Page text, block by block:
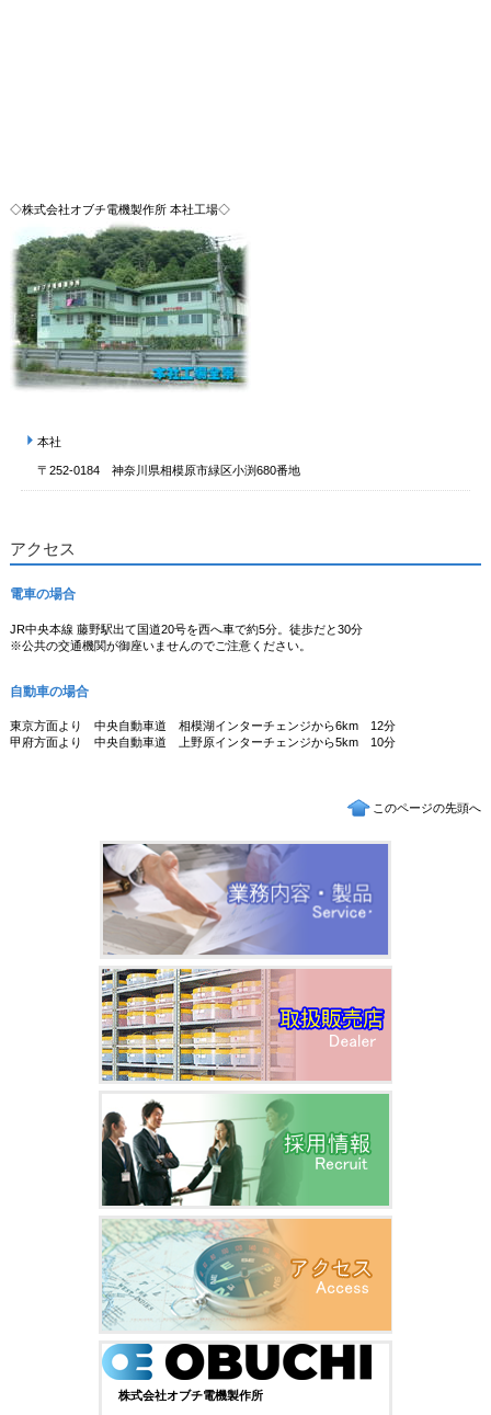
◇株式会社オブチ電機製作所 本社工場◇
本社
〒252-0184 神奈川県相模原市緑区小渕680番地
アクセス
電車の場合
JR中央本線 藤野駅出て国道20号を西へ車で約5分。徒歩だと30分
※公共の交通機関が御座いませんのでご注意ください。
自動車の場合
東京方面より 中央自動車道 相模湖インターチェンジから6km 12分
甲府方面より 中央自動車道 上野原インターチェンジから5km 10分
このページの先頭へ
株式会社オブチ電機製作所